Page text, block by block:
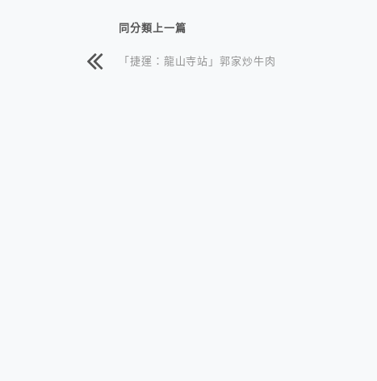
同分類上一篇
「捷運：龍山寺站」郭家炒牛肉